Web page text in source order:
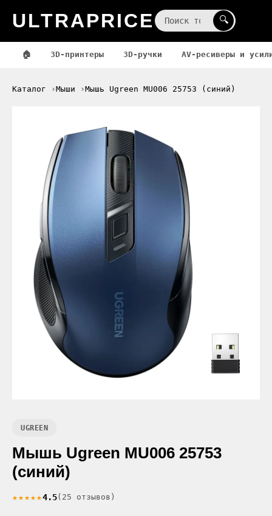
ULTRAPRICE 🔍
🏠 3D-принтеры 3D-ручки AV-ресиверы и
Каталог Мыши Мышь Ugreen MU006 25753 (синий)
UGREEN
Мышь Ugreen MU006 25753
(синий)
★★★★★4.5(25 отзывов)